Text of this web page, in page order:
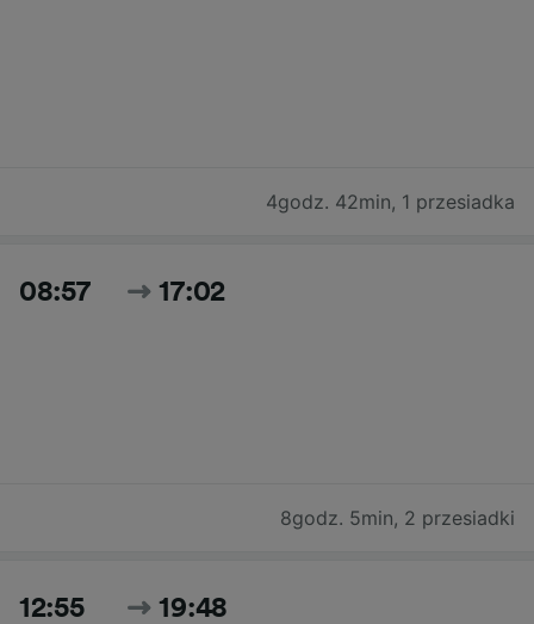
4godz. 42min, 1 przesiadka
08:57 17:02
8godz. 5min, 2 przesiadki
12:55 19:48